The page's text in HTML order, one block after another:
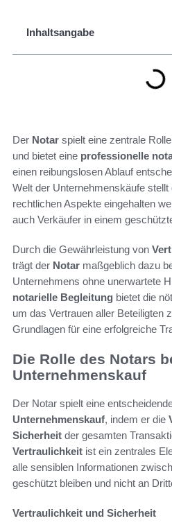
Inhaltsangabe
Der Notar spielt eine zentrale
und bietet eine professionelle
einen reibungslosen Ablauf
Welt der Unternehmenskäufe stellt
rechtlichen Aspekte eingehalten
auch Verkäufer in einem
Durch die Gewährleistung von
trägt der Notar maßgeblich dazu
Unternehmens ohne unerwartete
notarielle Begleitung bietet die
um das Vertrauen aller Beteiligten
Grundlagen für eine erfolgreiche
Die Rolle des Notars
Unternehmenskauf
Der Notar spielt eine
Unternehmenskauf, indem er die
Sicherheit der gesamten
Vertraulichkeit ist ein zentrales
alle sensiblen Informationen
geschützt bleiben und nicht an
Vertraulichkeit und Sicherheit